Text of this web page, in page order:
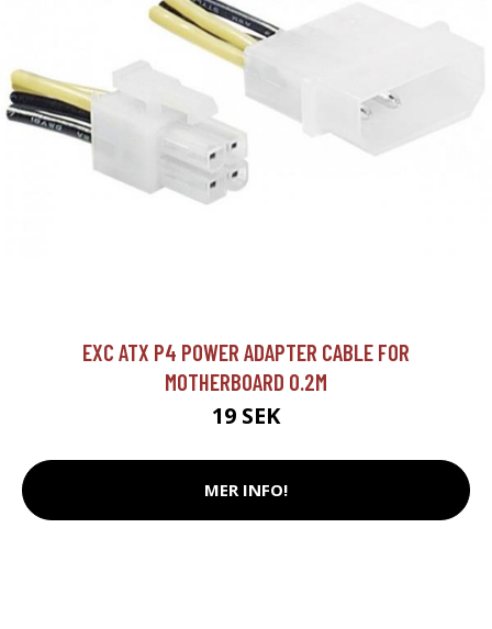
EXC ATX P4 POWER ADAPTER CABLE FOR
MOTHERBOARD 0.2M
19 SEK
MER INFO!